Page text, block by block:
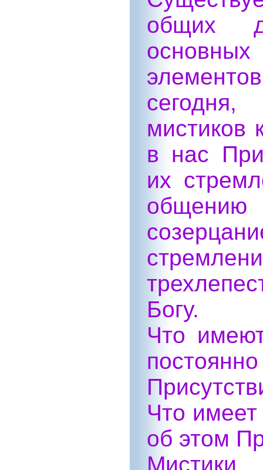
общих
мистиков
в нас
их
общению
Богу.
Что
Что
об этом